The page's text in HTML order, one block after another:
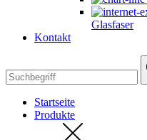
Glasfaser
Kontakt
Startseite
Produkte